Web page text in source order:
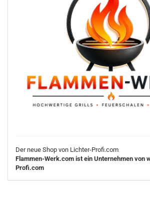
Der neue Shop von Lichter-Profi.com
Flammen-Werk.com ist ein Unternehmen von
Profi.com